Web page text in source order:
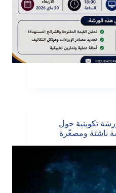
تكوينية حول
ناشئة ومصغّرة